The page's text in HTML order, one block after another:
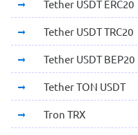
Tether USDT ERC20
Tether USDT TRC20
Tether USDT BEP20
Tether TON USDT
Tron TRX